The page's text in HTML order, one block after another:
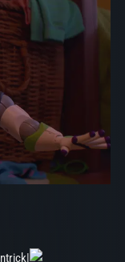
|